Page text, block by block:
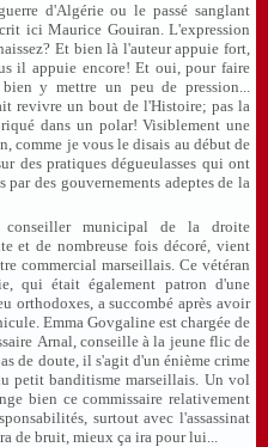
d'Algérie ou le passé sanglant
ici Maurice Gouiran. L'expression
Et bien là l'auteur appuie fort,
il appuie encore! Et oui, pour faire
y mettre un peu de pression...
revivre un bout de l'Histoire; pas la
dans un polar! Visiblement une
comme je vous le disais au début de
des pratiques dégueulasses qui ont
par des gouvernements adeptes de la
municipal de la droite
et de nombreuse fois décoré, vient
commercial marseillais. Ce vétéran
qui était également patron d'une
orthodoxes, a succombé après avoir
Emma Govgaline est chargée de
Arnal, conseille à la jeune flic de
de doute, il s'agit d'un énième crime
petit banditisme marseillais. Un vol
bien ce commissaire relativement
surtout avec l'assassinat
de bruit, mieux ça ira pour lui...